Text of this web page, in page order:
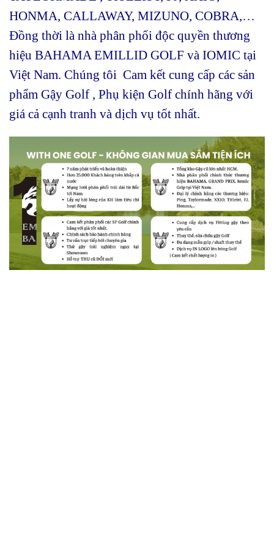
HONMA, CALLAWAY, MIZUNO, COBRA,…
Đồng thời là nhà phân phối độc quyền thương
hiệu BAHAMA EMILLID GOLF và IOMIC tại
Việt Nam. Chúng tôi Cam kết cung cấp các sản
phẩm Gậy Golf , Phụ kiện Golf chính hãng với
giá cả cạnh tranh và dịch vụ tốt nhất.